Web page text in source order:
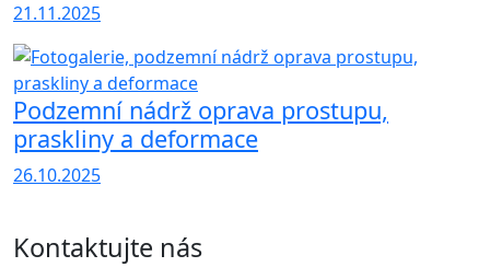
21.11.2025
Podzemní nádrž oprava prostupu,
praskliny a deformace
26.10.2025
Kontaktujte nás